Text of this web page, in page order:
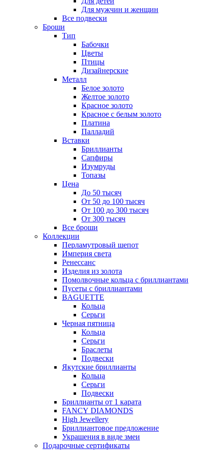
Для мужчин и женщин
Все подвески
Броши
Тип
Бабочки
Цветы
Птицы
Дизайнерские
Металл
Белое золото
Желтое золото
Красное золото
Красное с белым золото
Платина
Палладий
Вставки
Бриллианты
Сапфиры
Изумруды
Топазы
Цена
До 50 тысяч
От 50 до 100 тысяч
От 100 до 300 тысяч
От 300 тысяч
Все броши
Коллекции
Перламутровый шепот
Империя света
Ренессанс
Изделия из золота
Помолвочные кольца с бриллиантами
Пусеты с бриллиантами
BAGUETTE
Кольца
Серьги
Черная пятница
Кольца
Серьги
Браслеты
Подвески
Якутские бриллианты
Кольца
Серьги
Подвески
Бриллианты от 1 карата
FANCY DIAMONDS
High Jewellery
Бриллиантовое предложение
Украшения в виде змеи
Подарочные сертификаты